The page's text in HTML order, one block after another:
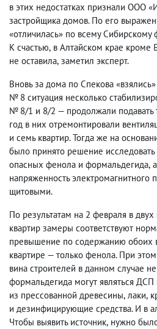
в этих недостатках признали ООО
застройщика домов. По его
«отличилась» по всему Сибирскому
К счастью, в Алтайском крае кроме
не оставила, заметил эксперт.
Вновь за дома по Спекова
№ 8 ситуация несколько
№ 8/1 и 8/2 — продолжали подавать
год в них отремонтировали
и семь квартир. Тогда же на
было принято решение исследовать
опасных фенола и формальдегида,
напряженность электромагнитного
щитовыми.
По результатам на 2 февраля в
квартир замеры соответствуют
превышение по содержанию обоих
квартире — только фенола. При
вина строителей в данном случае
формальдегида могут являться
из прессованной древесины, лаки,
и дезинфицирующие средства. И в
Чтобы выявить источник, нужно